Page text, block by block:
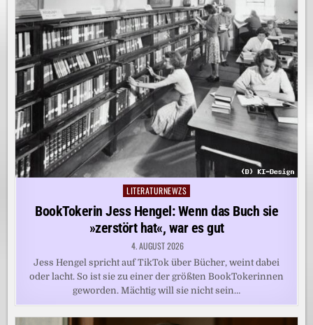
Posted
LITERATURNEWZS
BookTokerin Jess Hengel: Wenn das Buch sie
»zerstört hat«, war es gut
4. AUGUST 2026
Jess Hengel spricht auf TikTok über Bücher, weint dabei
oder lacht. So ist sie zu einer der größten BookTokerinnen
geworden. Mächtig will sie nicht sein…